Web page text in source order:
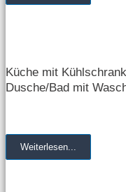
Küche mit
Dusche/Bad mit
Weiterlesen...